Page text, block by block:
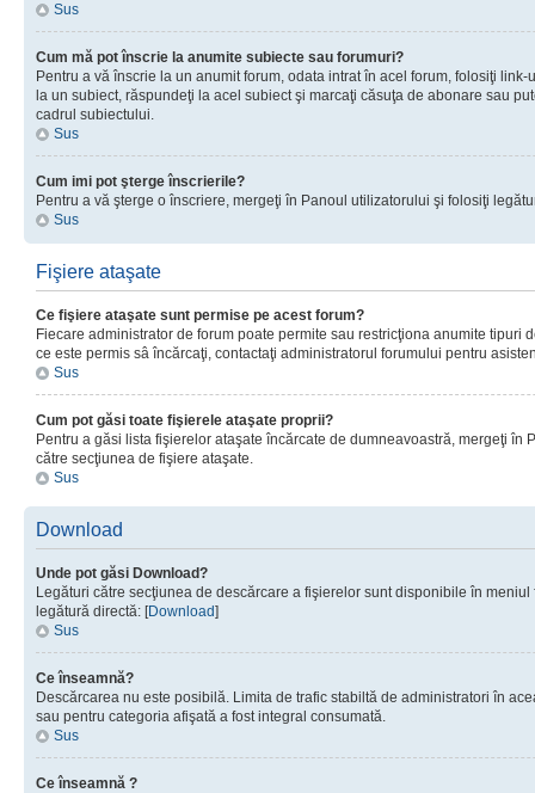
Sus
Cum mă pot înscrie la anumite subiecte sau forumuri?
Pentru a vă înscrie la un anumit forum, odata intrat în acel forum, folosiţi
la un subiect, răspundeţi la acel subiect şi marcaţi căsuţa de abonare sau
cadrul subiectului.
Sus
Cum imi pot şterge înscrierile?
Pentru a vă şterge o înscriere, mergeţi în Panoul utilizatorului şi folosiţi
Sus
Fişiere ataşate
Ce fişiere ataşate sunt permise pe acest forum?
Fiecare administrator de forum poate permite sau restricţiona anumite tipuri
ce este permis sâ încărcaţi, contactaţi administratorul forumului pentru
Sus
Cum pot găsi toate fişierele ataşate proprii?
Pentru a găsi lista fişierelor ataşate încărcate de dumneavoastră, mergeţi în
către secţiunea de fişiere ataşate.
Sus
Download
Unde pot găsi Download?
Legături către secţiunea de descărcare a fişierelor sunt disponibile în
legătură directă: [Download]
Sus
Ce înseamnă?
Descărcarea nu este posibilă. Limita de trafic stabiltă de administratori în
sau pentru categoria afişată a fost integral consumată.
Sus
Ce înseamnă ?